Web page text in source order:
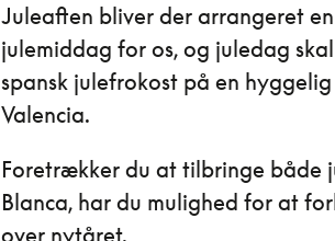
Juleaften bliver der arrangeret
julemiddag for os, og juledag
spansk julefrokost på en
Valencia.
Foretrækker du at tilbringe både
Blanca, har du mulighed for at
over nytåret.